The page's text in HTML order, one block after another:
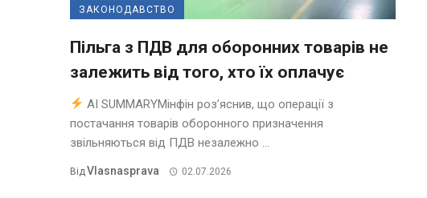
ЗАКОНОДАВСТВО
Пільга з ПДВ для оборонних товарів не
залежить від того, хто їх оплачує
AI SUMMARYМінфін роз’яснив, що операції з
постачання товарів оборонного призначення
звільняються від ПДВ незалежно ...
ВідVlasnasprava 02.07.2026